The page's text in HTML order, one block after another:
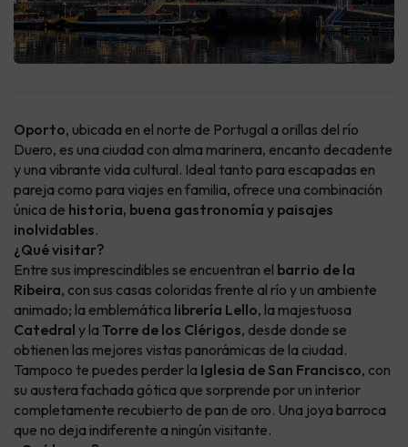
Oporto, ubicada en el norte de Portugal a orillas del río
Duero, es una ciudad con alma marinera, encanto decadente
y una vibrante vida cultural. Ideal tanto para escapadas en
pareja como para viajes en familia, ofrece una combinación
única de historia, buena gastronomía y paisajes
inolvidables.
¿Qué visitar?
Entre sus imprescindibles se encuentran el barrio de la
Ribeira, con sus casas coloridas frente al río y un ambiente
animado; la emblemática librería Lello, la majestuosa
Catedral y la Torre de los Clérigos, desde donde se
obtienen las mejores vistas panorámicas de la ciudad.
Tampoco te puedes perder la Iglesia de San Francisco, con
su austera fachada gótica que sorprende por un interior
completamente recubierto de pan de oro. Una joya barroca
que no deja indiferente a ningún visitante.